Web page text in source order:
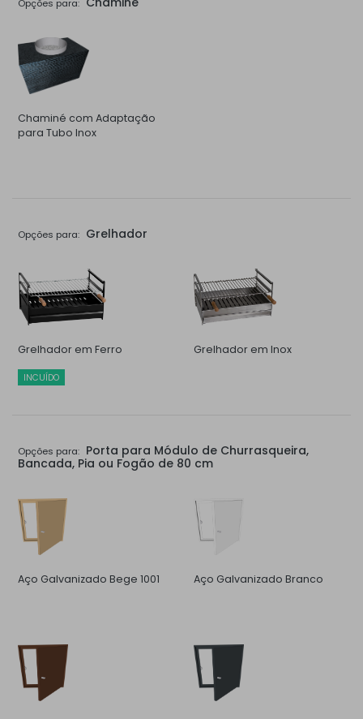
Opções para:
Chaminé com Adaptação
para Tubo Inox
Opções para: Grelhador
Grelhador em Ferro
INCUÍDO
Grelhador em Inox
Opções para: Porta para Módulo de Churrasqueira,
Bancada, Pia ou Fogão de 80 cm
Aço Galvanizado Bege 1001 Aço Galvanizado Branco